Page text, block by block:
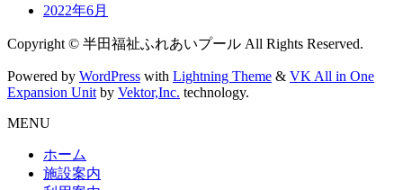
2022年6月
Copyright © 半田福祉ふれあいプール All Rights Reserved.
Powered by WordPress with Lightning Theme & VK All in One
Expansion Unit by Vektor,Inc. technology.
MENU
ホーム
施設案内